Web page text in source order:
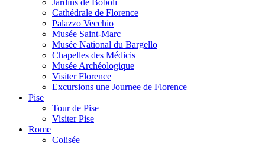
Jardins de Boboli
Cathédrale de Florence
Palazzo Vecchio
Musée Saint-Marc
Musée National du Bargello
Chapelles des Médicis
Musée Archéologique
Visiter Florence
Excursions une Journee de Florence
Pise
Tour de Pise
Visiter Pise
Rome
Colisée